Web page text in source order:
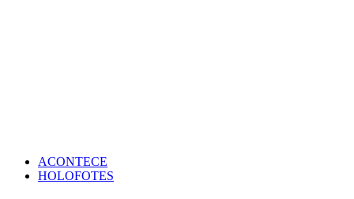
ACONTECE
HOLOFOTES